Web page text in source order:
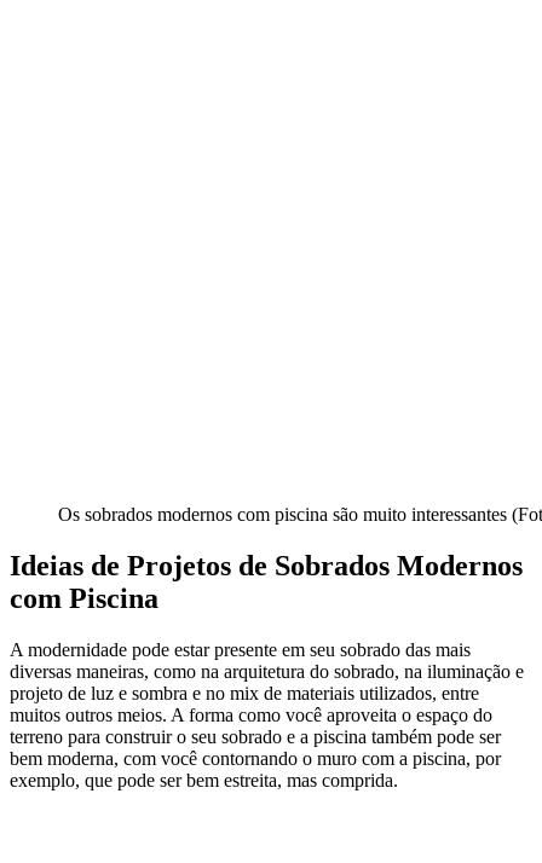
Os sobrados modernos com piscina são muito interessantes
Ideias de Projetos de Sobrados Modernos
com Piscina
A modernidade pode estar presente em seu sobrado das mais
diversas maneiras, como na arquitetura do sobrado, na iluminação e
projeto de luz e sombra e no mix de materiais utilizados, entre
muitos outros meios. A forma como você aproveita o espaço do
terreno para construir o seu sobrado e a piscina também pode ser
bem moderna, com você contornando o muro com a piscina, por
exemplo, que pode ser bem estreita, mas comprida.